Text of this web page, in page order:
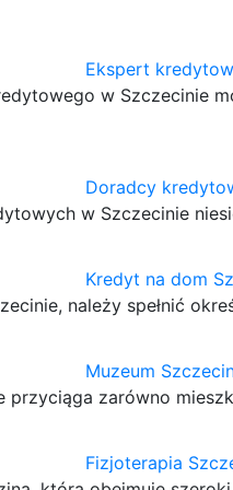
Ekspert
w Szczecinie
Doradcy
w Szczecinie
Kredyt na dom
należy spełnić
Muzeum
przyciąga zarówno
Fizjoterapia